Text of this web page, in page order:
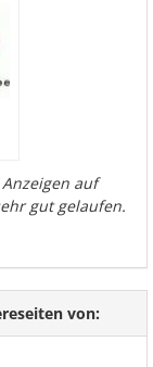
auf
gut gelaufen.
von: